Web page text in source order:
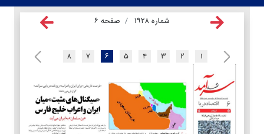
شماره ۱۹۲۸ صفحه ۶
۱ ۲ ۳ ۴ ۵ ۶ ۷ ۸